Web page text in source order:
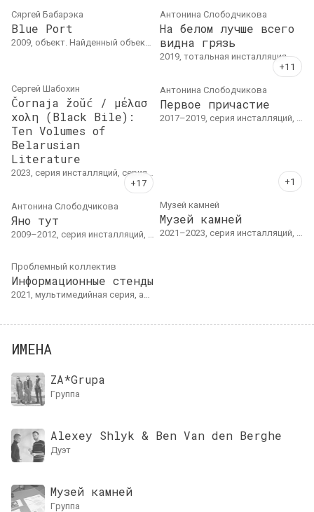
Сяргей Бабарэка
Blue Port
2009, объект. Найденный объект, цифровая печать
Антонина Слободчикова
На белом лучше всего
видна грязь
2019, тотальная инсталляция
Сергей Шабохин
Čornaja žoŭć / μέλασ
χολη (Black Bile):
Ten Volumes of
Belarusian
Literature
2023, серия инсталляций, серия объектов
Антонина Слободчикова
Первое причастие
2017–2019, серия инсталляций, серия объектов
Антонина Слободчикова
Яно тут
2009–2012, серия инсталляций, серия объектов, серия коллажей
Музей камней
Музей камней
2021–2023, серия инсталляций, серия объектов, серия текстов
Проблемный коллектив
Информационные стенды
2021, мультимедийная серия, архивная серия. Пластик, цифровая печать, металл. 3 стенда: 160 х 120 см каждый
ИМЕНА
ZA*Grupa
группа
Alexey Shlyk & Ben Van den Berghe
дуэт
Музей камней
группа